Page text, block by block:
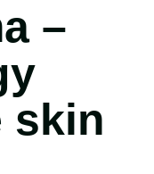
–
skin